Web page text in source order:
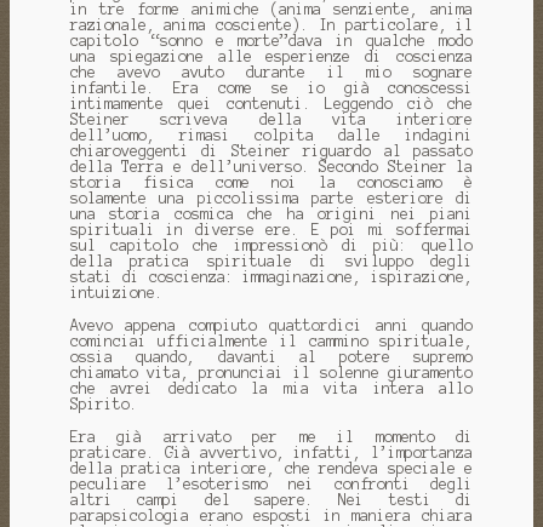
in tre forme animiche (anima senziente, anima
razionale, anima cosciente). In particolare, il
capitolo “sonno e morte”dava in qualche modo
una spiegazione alle esperienze di coscienza
che avevo avuto durante il mio sognare
infantile. Era come se io già conoscessi
intimamente quei contenuti. Leggendo ciò che
Steiner scriveva della vita interiore
dell’uomo, rimasi colpita dalle indagini
chiaroveggenti di Steiner riguardo al passato
della Terra e dell’universo. Secondo Steiner la
storia fisica come noi la conosciamo è
solamente una piccolissima parte esteriore di
una storia cosmica che ha origini nei piani
spirituali in diverse ere. E poi mi soffermai
sul capitolo che impressionò di più: quello
della pratica spirituale di sviluppo degli
stati di coscienza: immaginazione, ispirazione,
intuizione.
Avevo appena compiuto quattordici anni quando
cominciai ufficialmente il cammino spirituale,
ossia quando, davanti al potere supremo
chiamato vita, pronunciai il solenne giuramento
che avrei dedicato la mia vita intera allo
Spirito.
Era già arrivato per me il momento di
praticare. Già avvertivo, infatti, l’importanza
della pratica interiore, che rendeva speciale e
peculiare l’esoterismo nei confronti degli
altri campi del sapere. Nei testi di
parapsicologia erano esposti in maniera chiara